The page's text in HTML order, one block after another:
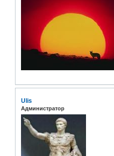
Ulis
Администратор